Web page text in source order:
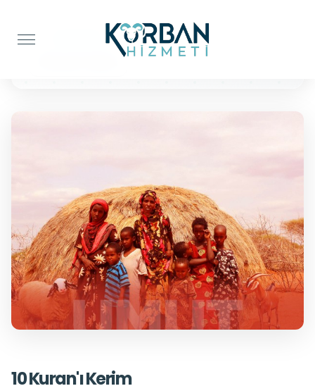
Kur'an-ı Kerim
10 Kuran'ı Kerim